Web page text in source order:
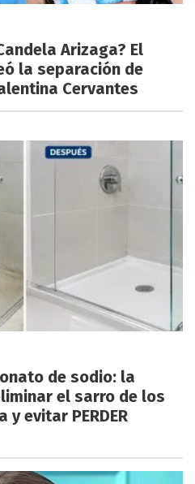
Arizaga? El
la separación de
Cervantes
de sodio: la
el sarro de los
evitar PERDER